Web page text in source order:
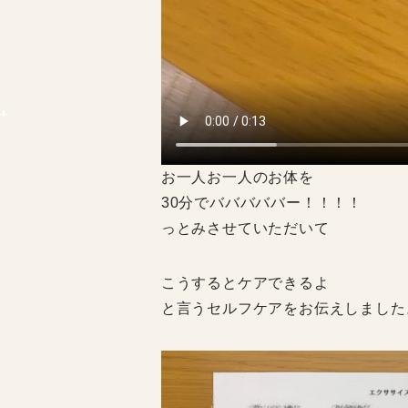
お一人お一人のお体を
30分でバババババー！！！！
っとみさせていただいて
こうするとケアできるよ
と言うセルフケアをお伝えしまし